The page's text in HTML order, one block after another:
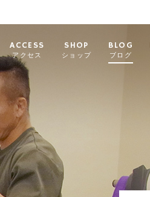
ACCESS
アクセス
SHOP
ショップ
BLOG
ブログ